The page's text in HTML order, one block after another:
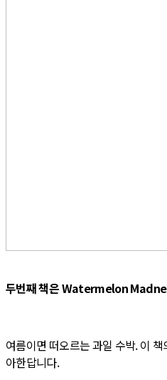
두번째 책은 Watermelon
여름이면 떠오르는 과일 수박. 이
아한답니다.